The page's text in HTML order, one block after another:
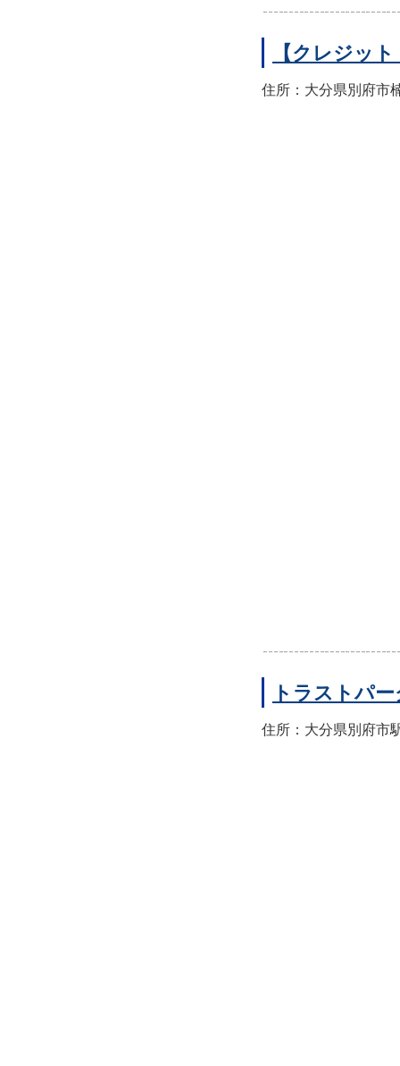
【クレジッ
住所：大分県別府市
トラストパ
住所：大分県別府市